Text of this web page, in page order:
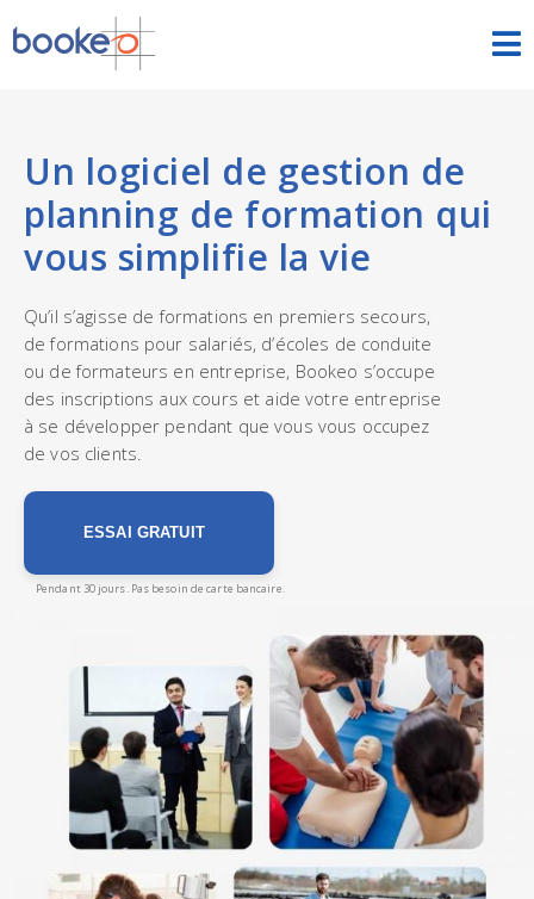
FONCTIONNALITÉS
SE CONNECTER
Un logiciel de gestion de
planning de formation qui
vous simplifie la vie
Qu’il s’agisse de formations en premiers secours,
de formations pour salariés, d’écoles de conduite
ou de formateurs en entreprise, Bookeo s’occupe
des inscriptions aux cours et aide votre entreprise
à se développer pendant que vous vous occupez
de vos clients.
ESSAI GRATUIT
Pendant 30 jours. Pas besoin de carte bancaire.